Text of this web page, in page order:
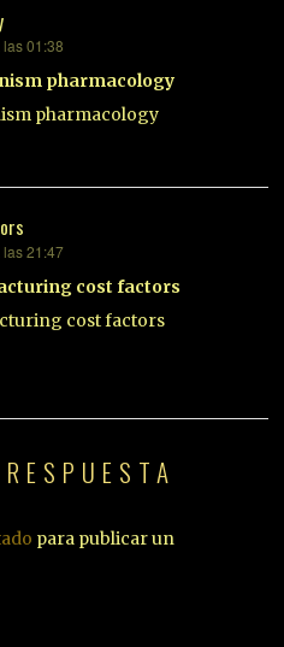
01:38
pharmacology
pharmacology
21:47
cost factors
cost factors
para publicar un